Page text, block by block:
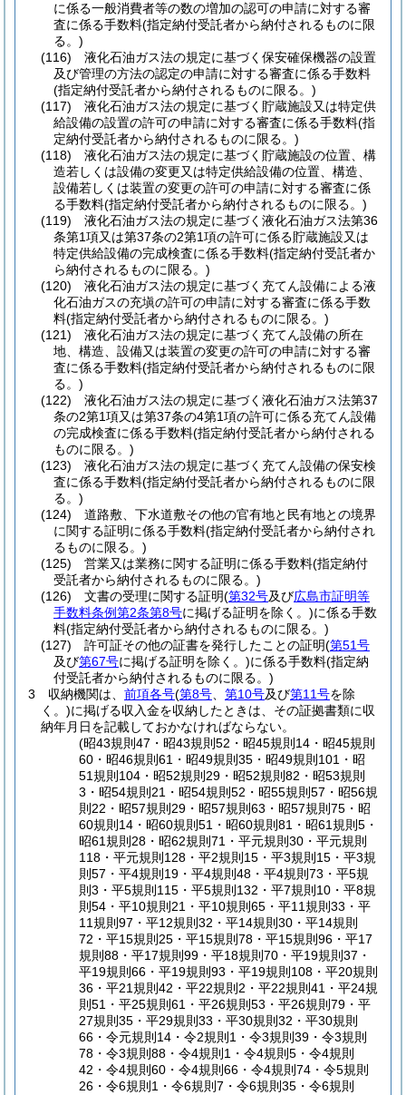
に係る一般消費者等の数の増加の認可の申請に対する審
査に係る手数料(指定納付受託者から納付されるものに限
る。)
(116)
液化石油ガス法の規定に基づく保安確保機器の設置
及び管理の方法の認定の申請に対する審査に係る手数料
(指定納付受託者から納付されるものに限る。)
(117)
液化石油ガス法の規定に基づく貯蔵施設又は特定供
給設備の設置の許可の申請に対する審査に係る手数料(指
定納付受託者から納付されるものに限る。)
(118)
液化石油ガス法の規定に基づく貯蔵施設の位置、構
造若しくは設備の変更又は特定供給設備の位置、構造、
設備若しくは装置の変更の許可の申請に対する審査に係
る手数料(指定納付受託者から納付されるものに限る。)
(119)
液化石油ガス法の規定に基づく液化石油ガス法第36
条第1項又は第37条の2第1項の許可に係る貯蔵施設又は
特定供給設備の完成検査に係る手数料(指定納付受託者か
ら納付されるものに限る。)
(120)
液化石油ガス法の規定に基づく充てん設備による液
化石油ガスの充塡の許可の申請に対する審査に係る手数
料(指定納付受託者から納付されるものに限る。)
(121)
液化石油ガス法の規定に基づく充てん設備の所在
地、構造、設備又は装置の変更の許可の申請に対する審
査に係る手数料(指定納付受託者から納付されるものに限
る。)
(122)
液化石油ガス法の規定に基づく液化石油ガス法第37
条の2第1項又は第37条の4第1項の許可に係る充てん設備
の完成検査に係る手数料(指定納付受託者から納付される
ものに限る。)
(123)
液化石油ガス法の規定に基づく充てん設備の保安検
査に係る手数料(指定納付受託者から納付されるものに限
る。)
(124)
道路敷、下水道敷その他の官有地と民有地との境界
に関する証明に係る手数料(指定納付受託者から納付され
るものに限る。)
(125)
営業又は業務に関する証明に係る手数料(指定納付
受託者から納付されるものに限る。)
(126)
文書の受理に関する証明(第32号及び広島市証明等
手数料条例第2条第8号に掲げる証明を除く。)に係る手数
料(指定納付受託者から納付されるものに限る。)
(127)
許可証その他の証書を発行したことの証明(第51号
及び第67号に掲げる証明を除く。)に係る手数料(指定納
付受託者から納付されるものに限る。)
3
収納機関は、 前項各号(第8号 第10号及び第11号を除
く。)に掲げる収入金を収納したときは、その証拠書類に収
納年月日を記載しておかなければならない。
(昭43規則47・昭43規則52・昭45規則14・昭45規則
60・昭46規則61・昭49規則35・昭49規則101・昭
51規則104・昭52規則29・昭52規則82・昭53規則
3・昭54規則21・昭54規則52・昭55規則57・昭56規
則22・昭57規則29・昭57規則63・昭57規則75・昭
60規則14・昭60規則51・昭60規則81・昭61規則5・
昭61規則28・昭62規則71・平元規則30・平元規則
118・平元規則128・平2規則15・平3規則15・平3規
則57・平4規則19・平4規則48・平4規則73・平5規
則3・平5規則115・平5規則132・平7規則10・平8規
則54・平10規則21・平10規則65・平11規則33・平
11規則97・平12規則32・平14規則30・平14規則
72・平15規則25・平15規則78・平15規則96・平17
規則88・平17規則99・平18規則70・平19規則37・
平19規則66・平19規則93・平19規則108・平20規則
36・平21規則42・平22規則2・平22規則41・平24規
則51・平25規則61・平26規則53・平26規則79・平
27規則35・平29規則33・平30規則32・平30規則
66・令元規則14・令2規則1・令3規則39・令3規則
78・令3規則88・令4規則1・令4規則5・令4規則
42・令4規則60・令4規則66・令4規則74・令5規則
26・令6規則1・令6規則7・令6規則35・令6規則